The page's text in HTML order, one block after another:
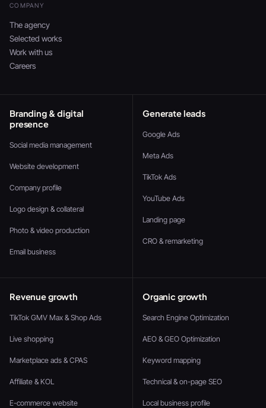
COMPANY
The agency
Selected works
Work with us
Careers
Branding & digital
presence
Social media management
Website development
Company profile
Logo design & collateral
Photo & video production
Email business
Generate leads
Google Ads
Meta Ads
TikTok Ads
YouTube Ads
Landing page
CRO & remarketing
Revenue growth
TikTok GMV Max & Shop Ads
Live shopping
Marketplace ads & CPAS
Affiliate & KOL
E-commerce website
Organic growth
Search Engine Optimization
AEO & GEO Optimization
Keyword mapping
Technical & on-page SEO
Local business profile